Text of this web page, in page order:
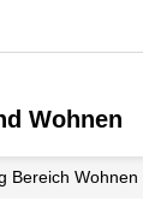
Wohnen
Bereich Wohnen